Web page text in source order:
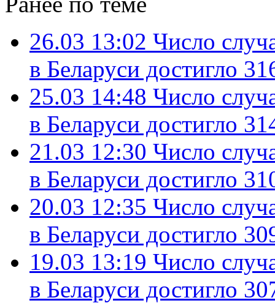
26.03 13:02 Число
в Беларуси достигло
25.03 14:48 Число
в Беларуси достигло
21.03 12:30 Число
в Беларуси достигло
20.03 12:35 Число
в Беларуси достигло
19.03 13:19 Число
в Беларуси достигло